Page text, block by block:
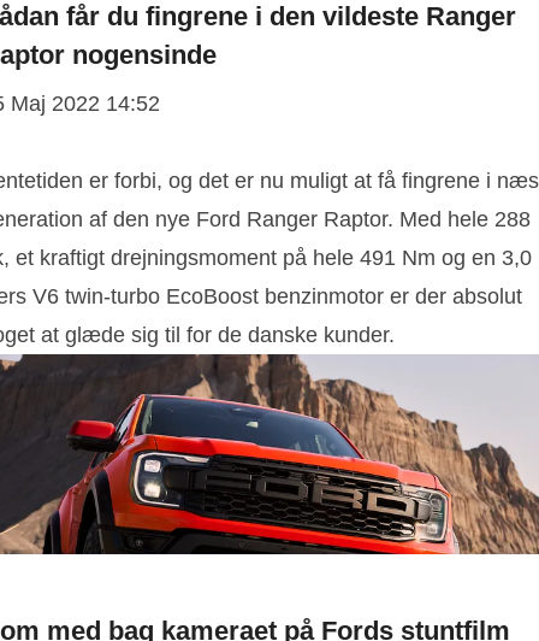
får du fingrene i den vildeste Ranger
nogensinde
Maj 2022 14:52
er forbi, og det er nu muligt at få fingrene i
af den nye Ford Ranger Raptor. Med hele 288
et kraftigt drejningsmoment på hele 491 Nm og en 3,0
V6 twin-turbo EcoBoost benzinmotor er der absolut
at glæde sig til for de danske kunder.
med bag kameraet på Fords stuntfilm